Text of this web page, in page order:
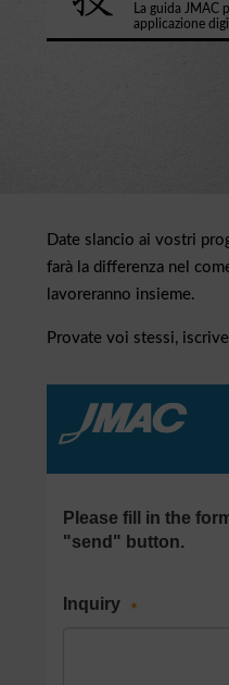
La guida JMAC
applicazione
Date slancio ai vostri
farà la differenza nel
lavoreranno insieme.
Provate voi stessi,